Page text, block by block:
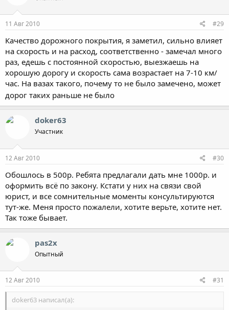
11 Авг 2010 #29
Качество дорожного покрытия, я заметил, сильно влияет
на скорость и на расход, соответственно - замечал много
раз, едешь с постоянной скоростью, выезжаешь на
хорошую дорогу и скорость сама возрастает на 7-10 км/
час. На вазах такого, почему то не было замечено, может
дорог таких раньше не было
doker63
Участник
12 Авг 2010 #30
Обошлось в 500р. Ребята предлагали дать мне 1000р. и
оформить всё по закону. Кстати у них на связи свой
юрист, и все сомнительные моменты консультируются
тут-же. Меня просто пожалели, хотите верьте, хотите нет.
Так тоже бывает.
pas2x
Опытный
12 Авг 2010 #31
doker63 написал(а):